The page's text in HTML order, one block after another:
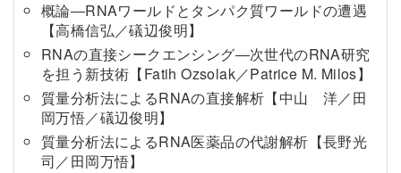
概論―RNAワールドとタンパク質ワールドの遭遇
【高橋信弘／礒辺俊明】
RNAの直接シークエンシング―次世代のRNA研究
を担う新技術【Fatih Ozsolak／Patrice M. Milos】
質量分析法によるRNAの直接解析【中山 洋／田
岡万悟／礒辺俊明】
質量分析法によるRNA医薬品の代謝解析【長野光
司／田岡万悟】